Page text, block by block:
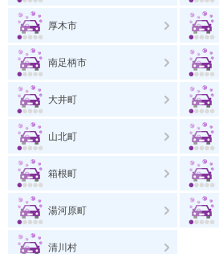
厚木市
南足柄市
大井町
山北町
箱根町
湯河原町
清川村